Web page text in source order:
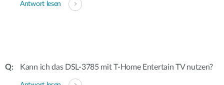
Antwort lesen
Kann ich das DSL-3785 mit T-Home Entertain TV nutzen?